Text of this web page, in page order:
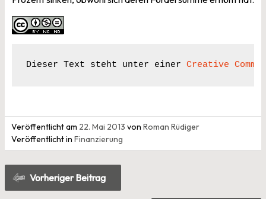
Dieser Text steht unter einer Creative
Veröffentlicht am 22. Mai 2013 von Roman Rüdiger
Veröffentlicht in Finanzierung
Beitragsnavigation
Vorheriger Beitrag